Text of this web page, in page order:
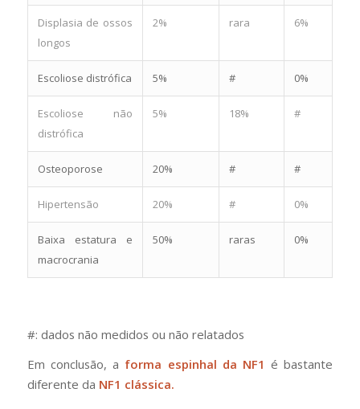
Displasia de ossos
longos
2% rara 6%
Escoliose distrófica 5% # 0%
Escoliose não
distrófica
5% 18% #
Osteoporose 20% # #
Hipertensão 20% # 0%
Baixa estatura e
macrocrania
50% raras 0%
#: dados não medidos ou não relatados
Em conclusão, a forma espinhal da NF1é bastante
diferente da NF1 clássica.